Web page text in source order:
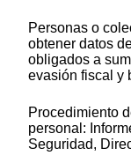
Personas o
obtener datos
obligados a
evasión fiscal y
Procedimiento
personal:
Seguridad,